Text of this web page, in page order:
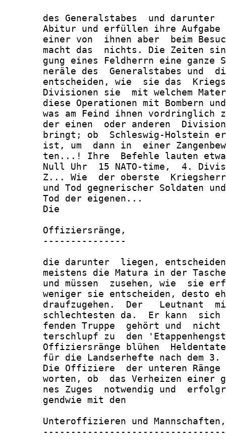
des Generalstabes  und darunter
Abitur und erfüllen ihre
einer von  ihnen aber  beim
macht das  nichts. Die Zeiten
gung eines Feldherrn eine ganze
neräle des  Generalstabes und
entscheiden, wie  sie das
Divisionen sie  mit welchem
diese Operationen mit Bombern
was am Feind ihnen vordringlich
der einen  oder anderen
bringt; ob  Schleswig-Holstein
ist, um  dann in  einer
ten...! Ihre  Befehle lauten
Null Uhr  15 NATO-time,  4.
Z... Wie  der oberste
und Tod gegnerischer Soldaten
       Tod der eigenen...
       Die
       Offiziersränge,
       ---------------
die darunter  liegen,
meistens die Matura in der
und müssen  zusehen, wie  sie
weniger sie entscheiden, desto
draufzugehen.  Der   Leutnant
schlechtesten da.  Er kann
fenden Truppe  gehört und
terschlupf zu  den
Offiziersränge blühen
für die Landserhefte nach dem 3.
Die Offiziere  der unteren
worten, ob  das Verheizen einer
nes Zuges  notwendig und
       gendwie mit den
       Unteroffizieren und Mannschaften,
       ---------------------------------